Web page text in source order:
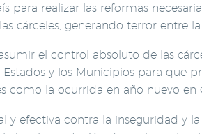
realizar las reformas
cárceles, generando terror entre
el control absoluto de las
y los Municipios para que
como la ocurrida en año nuevo en
efectiva contra la inseguridad y